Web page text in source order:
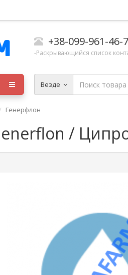
+38-099-961-46-
-Раскрывающийся список
Везде
Генерфлон
/